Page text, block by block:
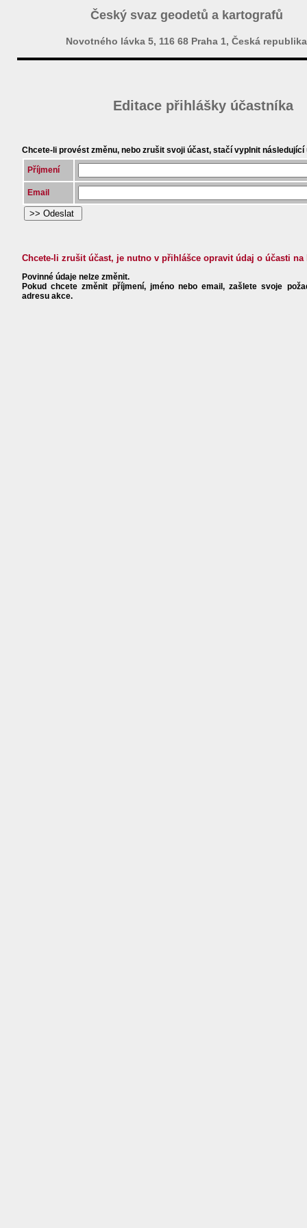
Český svaz geodetů a kartografů
Novotného lávka 5, 116 68 Praha 1, Česká republika
Editace přihlášky účastníka
Chcete-li provést změnu, nebo zrušit svoji účast, stačí vyplnit následující
Příjmení
Email
Chcete-li zrušit účast, je nutno v přihlášce opravit údaj o účasti na
Povinné údaje nelze změnit.
Pokud chcete změnit příjmení, jméno nebo email, zašlete svoje
adresu akce.